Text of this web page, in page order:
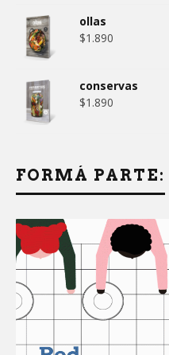
ollas
$1.890
conservas
$1.890
FORMÁ PARTE: